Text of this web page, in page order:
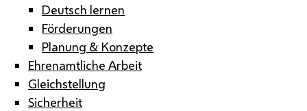
Deutsch lernen
Förderungen
Planung & Konzepte
Ehrenamtliche Arbeit
Gleichstellung
Sicherheit